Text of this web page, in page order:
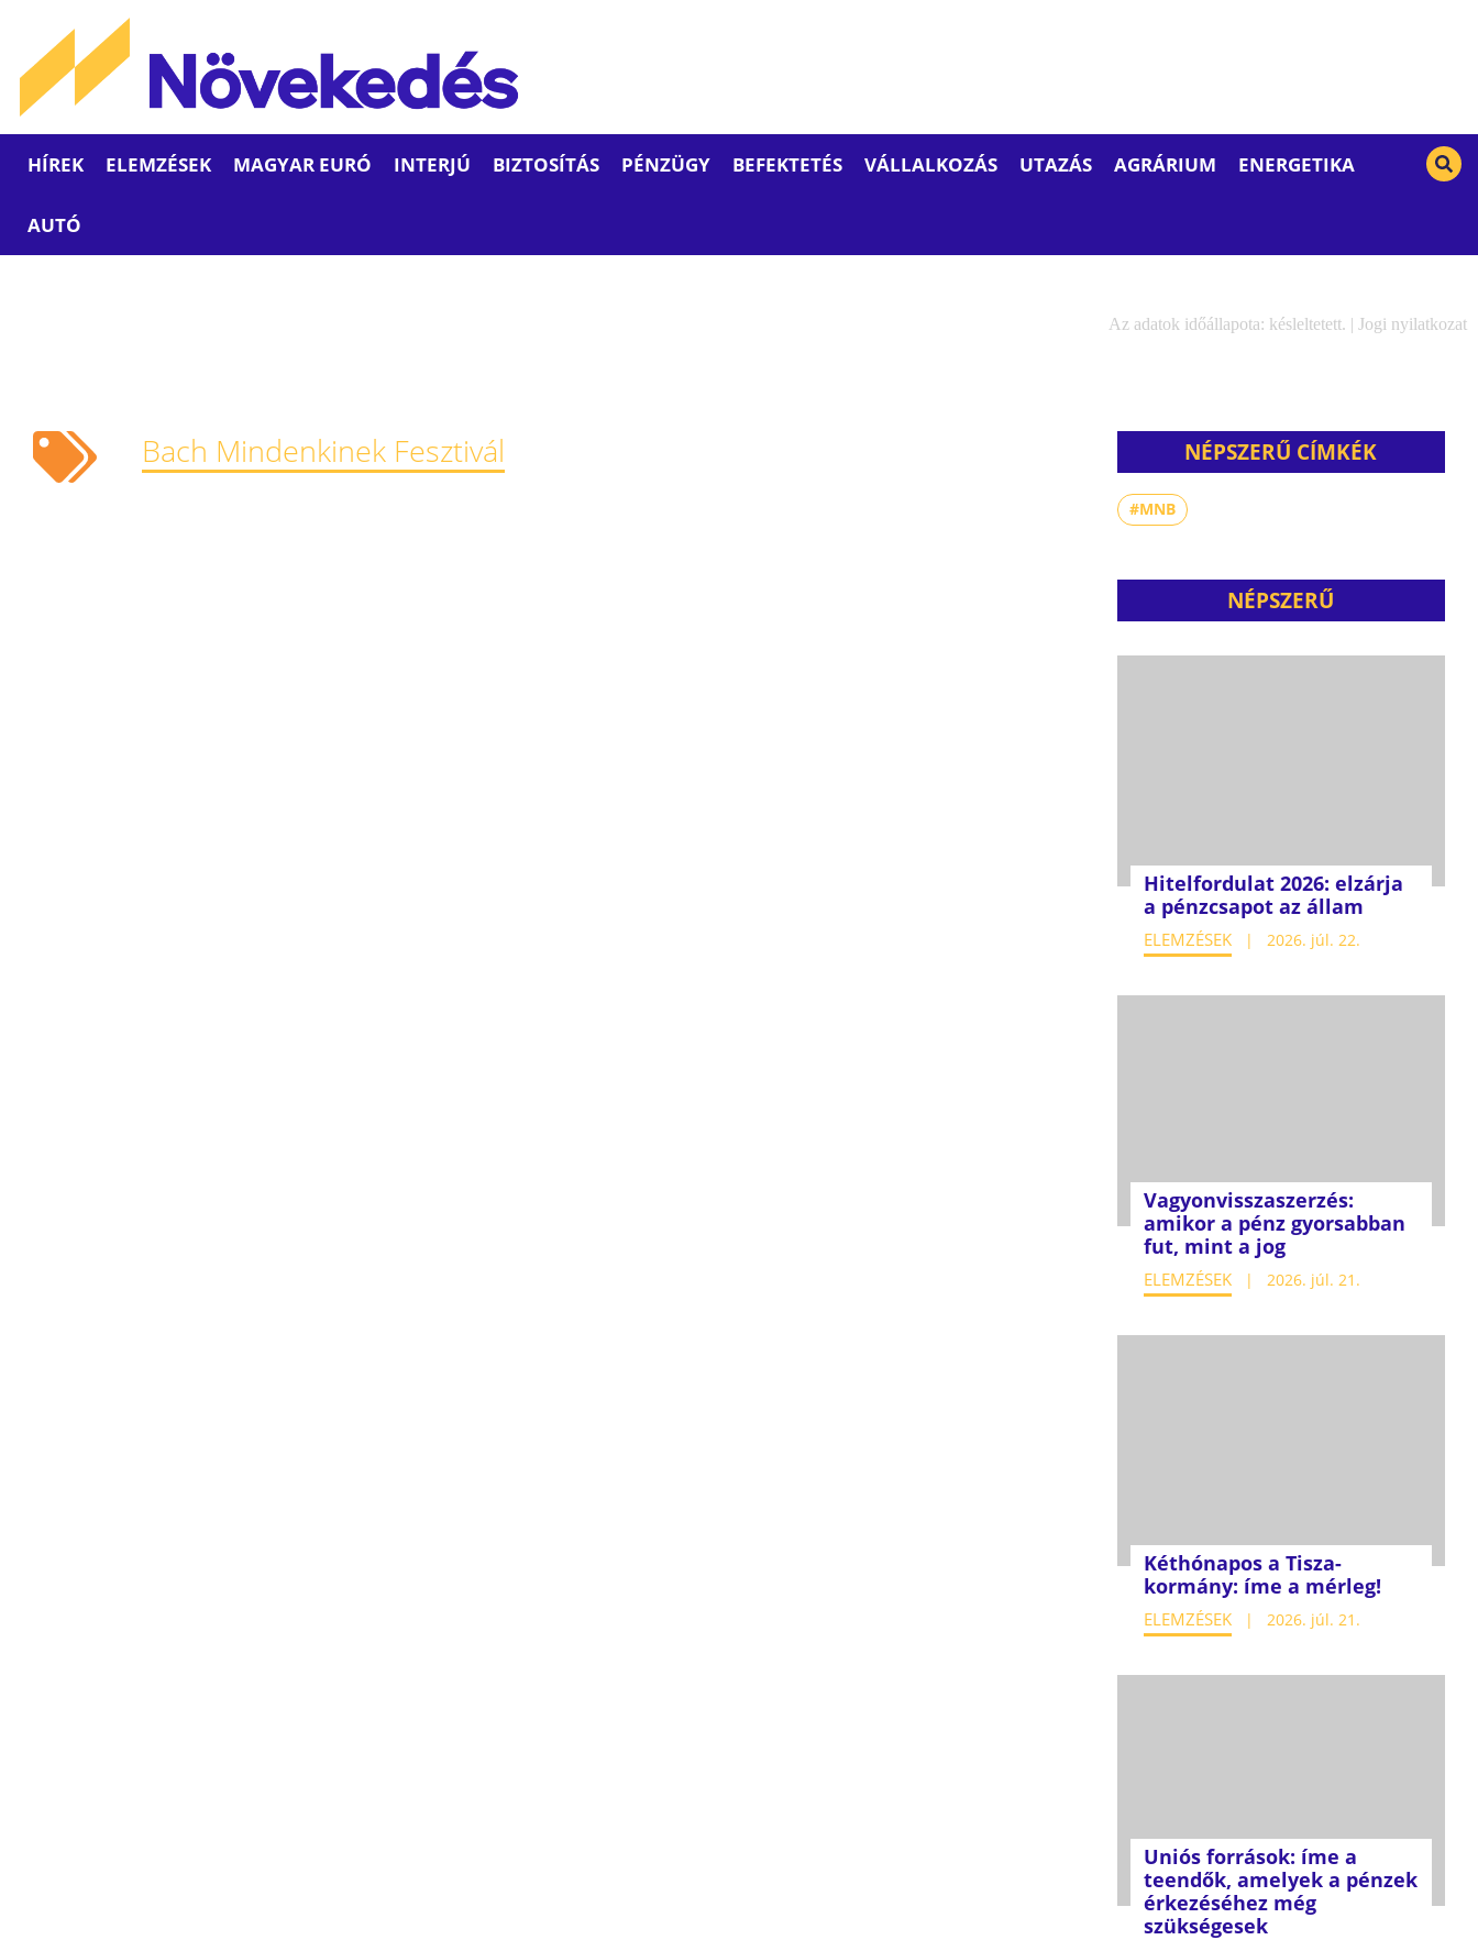
HÍREK ELEMZÉSEK MAGYAR EURÓ INTERJÚ BIZTOSÍTÁS PÉNZÜGY BEFEKTETÉS VÁLLALKOZÁS UTAZÁS AGRÁRIUM ENERGETIKA
AUTÓ
Az adatok időállapota: késleltetett. | Jogi nyilatkozat
Bach Mindenkinek Fesztivál NÉPSZERŰ CÍMKÉK
#MNB
NÉPSZERŰ
Hitelfordulat 2026: elzárja
a pénzcsapot az állam
ELEMZÉSEK 2026. júl. 22.
Vagyonvisszaszerzés:
amikor a pénz gyorsabban
fut, mint a jog
ELEMZÉSEK 2026. júl. 21.
Kéthónapos a Tisza-
kormány: íme a mérleg!
ELEMZÉSEK 2026. júl. 21.
Uniós források: íme a
teendők, amelyek a pénzek
érkezéséhez még
szükségesek